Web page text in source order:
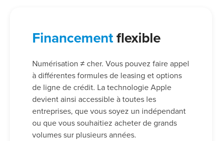
Financementflexible
Numérisation ≠ cher. Vous pouvez faire appel
à différentes formules de leasing et options
de ligne de crédit. La technologie Apple
devient ainsi accessible à toutes les
entreprises, que vous soyez un indépendant
ou que vous souhaitiez acheter de grands
volumes sur plusieurs années.